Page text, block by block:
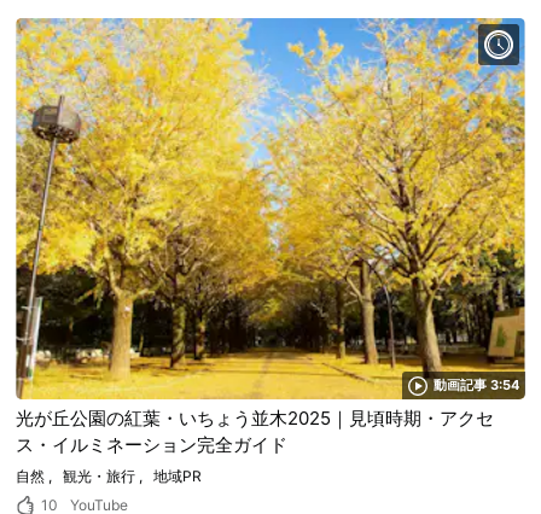
動画記事 3:54
光が丘公園の紅葉・いちょう並木2025｜見頃時期・アクセ
ス・イルミネーション完全ガイド
自然 観光・旅行
地域PR
10
YouTube